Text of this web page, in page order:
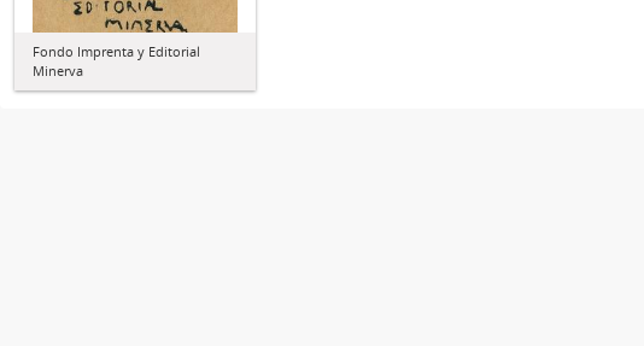
Fondo Imprenta y Editorial
Minerva